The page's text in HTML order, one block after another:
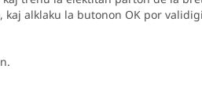
alklaku la butonon OK por validigi